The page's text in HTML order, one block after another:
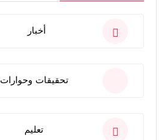
أخبار
تحقيقات وحوارات
تعليم